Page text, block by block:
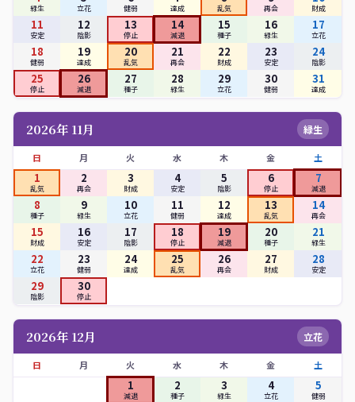
緑生 立花 健弱 達成 乱気 再会 財成
11
安定
12
陰影
13
停止
14
減退
15
種子
16
緑生
17
立花
18
健弱
19
達成
20
乱気
21
再会
22
財成
23
安定
24
陰影
25
停止
26
減退
27
種子
28
緑生
29
立花
30
健弱
31
達成
2026年 11月 緑生
日 月 火 水 木 金 土
1
乱気
2
再会
3
財成
4
安定
5
陰影
6
停止
7
減退
8
種子
9
緑生
10
立花
11
健弱
12
達成
13
乱気
14
再会
15
財成
16
安定
17
陰影
18
停止
19
減退
20
種子
21
緑生
22
立花
23
健弱
24
達成
25
乱気
26
再会
27
財成
28
安定
29
陰影
30
停止
2026年 12月 立花
日 月 火 水 木 金 土
1
減退
2
種子
3
緑生
4
立花
5
健弱